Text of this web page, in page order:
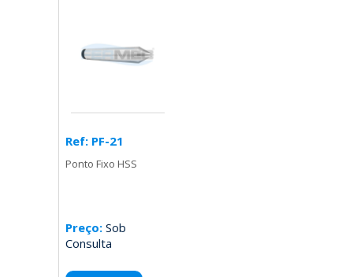
Ref: PF-21
Ponto Fixo HSS
Preço: Sob
Consulta